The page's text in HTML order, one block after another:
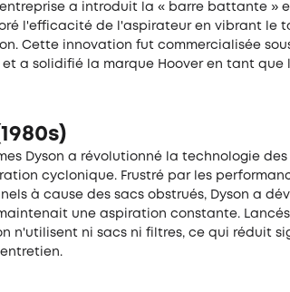
a introduit la « barre battante »
l'efficacité de l'aspirateur en vibrant le
Cette innovation fut commercialisée sous
a solidifié la marque Hoover en tant que
Dyson a révolutionné la technologie
cyclonique. Frustré par les
à cause des sacs obstrués, Dyson a
une aspiration constante.
n'utilisent ni sacs ni filtres, ce qui réduit